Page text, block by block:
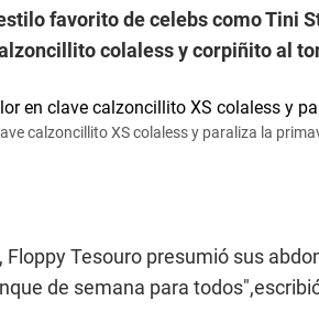
favorito de celebs como Tini
colaless y corpiñito al
calzoncillito XS colaless y paraliza la
Tesouro presumió sus
de semana para